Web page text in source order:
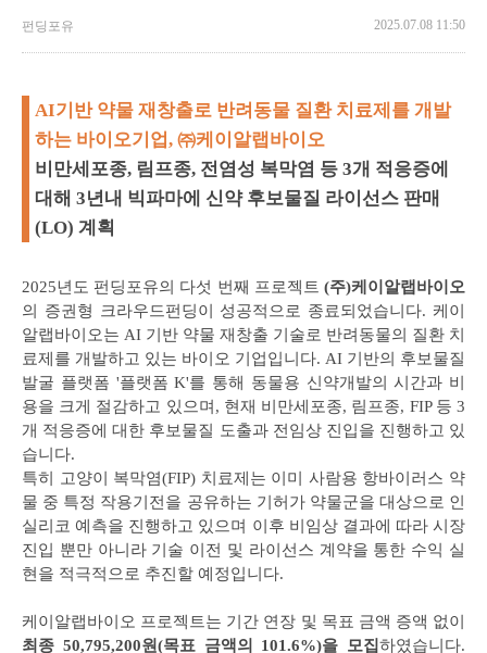
펀딩포유 2025.07.08 11:50
AI기반 약물 재창출로 반려동물 질환 치료제를 개발
하는 바이오기업, ㈜케이알랩바이오
비만세포종, 림프종, 전염성 복막염 등 3개 적응증에
대해 3년내 빅파마에 신약 후보물질 라이선스 판매
(LO) 계획
2025년도 펀딩포유의 다섯 번째 프로젝트 (주)케이알랩바이오
의 증권형 크라우드펀딩이 성공적으로 종료되었습니다. 케이
알랩바이오는 AI 기반 약물 재창출 기술로 반려동물의 질환 치
료제를 개발하고 있는 바이오 기업입니다. AI 기반의 후보물질
발굴 플랫폼 '플랫폼 K'를 통해 동물용 신약개발의 시간과 비
용을 크게 절감하고 있으며, 현재 비만세포종, 림프종, FIP 등 3
개 적응증에 대한 후보물질 도출과 전임상 진입을 진행하고 있
습니다.
특히 고양이 복막염(FIP) 치료제는 이미 사람용 항바이러스 약
물 중 특정 작용기전을 공유하는 기허가 약물군을 대상으로 인
실리코 예측을 진행하고 있으며 이후 비임상 결과에 따라 시장
진입 뿐만 아니라 기술 이전 및 라이선스 계약을 통한 수익 실
현을 적극적으로 추진할 예정입니다.
케이알랩바이오 프로젝트는 기간 연장 및 목표 금액 증액 없이
최종 50,795,200원(목표 금액의 101.6%)을 모집하였습니다.